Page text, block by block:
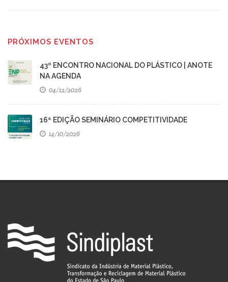
PRÓXIMOS EVENTOS
43º ENCONTRO NACIONAL DO PLÁSTICO | ANOTE
NA AGENDA
04/12/2026
16ª EDIÇÃO SEMINÁRIO COMPETITIVIDADE
14/10/2026